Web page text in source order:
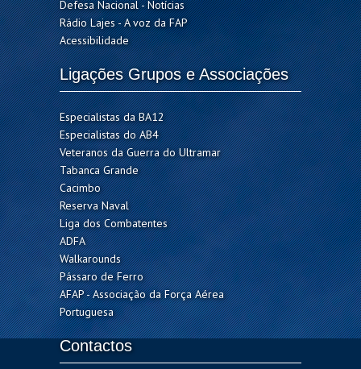
Defesa Nacional - Notícias
Rádio Lajes - A voz da FAP
Acessibilidade
Ligações Grupos e Associações
Especialistas da BA12
Especialistas do AB4
Veteranos da Guerra do Ultramar
Tabanca Grande
Cacimbo
Reserva Naval
Liga dos Combatentes
ADFA
Walkarounds
Pássaro de Ferro
AFAP - Associação da Força Aérea
Portuguesa
Contactos